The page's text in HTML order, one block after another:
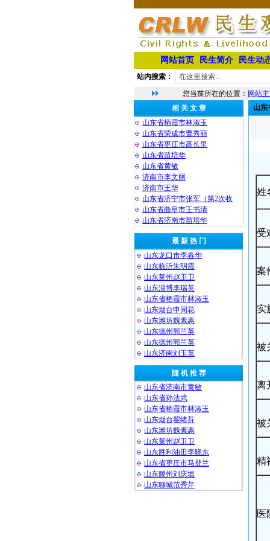
网站首页 民生简介 民生动
站内搜索：
您当前所在的位置： 网站
相 关 文 章
山东省栖霞市林淑玉
山东省荣成市曹秀丽
山东省枣庄市高长里
山东省苗培华
山东省黄敏
济南市李文丽
济南市王华
山东省济宁市张军（第2次收
山东省曲阜市王书清
山东省济南市苗培华
最 新 热 门
山东龙口市李春华
山东临沂朱明霞
山东莱州赵卫卫
山东淄博李瑞英
山东省栖霞市林淑玉
山东烟台申同花
山东潍坊魏素惠
山东德州郭兰英
山东德州郭兰英
山东济南刘玉英
随 机 推 荐
山东省济南市黄敏
山东省孙法武
山东省栖霞市林淑玉
山东烟台翟绪芬
山东潍坊魏素惠
山东莱州赵卫卫
山东胜利油田李晓东
山东省枣庄市马登兰
山东滕州刘庆垣
山东聊城范秀芹
山东
姓
受
案
实
被
离
被
精
医